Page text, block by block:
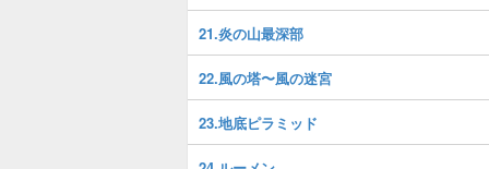
21.炎の山最深部
22.風の塔〜風の迷宮
23.地底ピラミッド